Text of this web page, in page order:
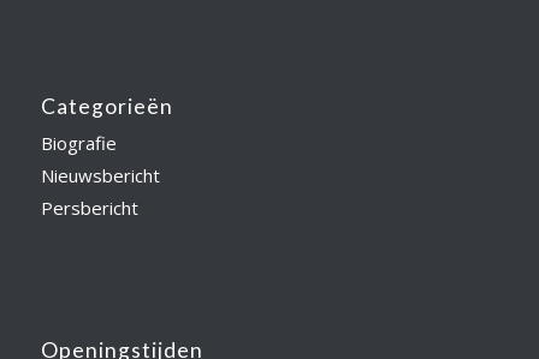
Categorieën
Biografie
Nieuwsbericht
Persbericht
Openingstijden